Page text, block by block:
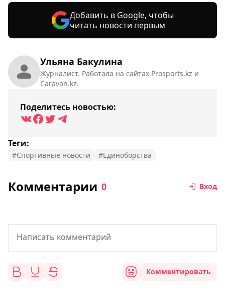
Ульяна Бакулина
Журналист. Работала на сайтах Prosports.kz и
Caravan.kz.
Поделитесь новостью:
Теги:
#Спортивные новости #Единоборства
Добавить в Google, чтобы
читать новости первым
Комментарии 0 Вход
Комментировать